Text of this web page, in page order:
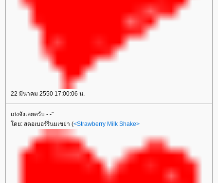
22 มีนาคม 2550 17:00:06 น.
เก่งจังเลยครับ - -"
ดย: สตอเบอร์รี่นมเขย่า (<Strawberry Milk Shake>